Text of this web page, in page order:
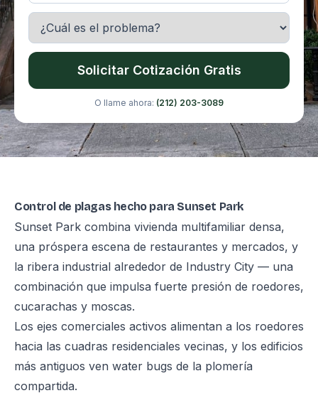
Solicitar Cotización Gratis
O llame ahora: (212) 203-3089
Control de plagas hecho para Sunset Park
Sunset Park combina vivienda multifamiliar densa,
una próspera escena de restaurantes y mercados, y
la ribera industrial alrededor de Industry City — una
combinación que impulsa fuerte presión de roedores,
cucarachas y moscas.
Los ejes comerciales activos alimentan a los roedores
hacia las cuadras residenciales vecinas, y los edificios
más antiguos ven water bugs de la plomería
compartida.